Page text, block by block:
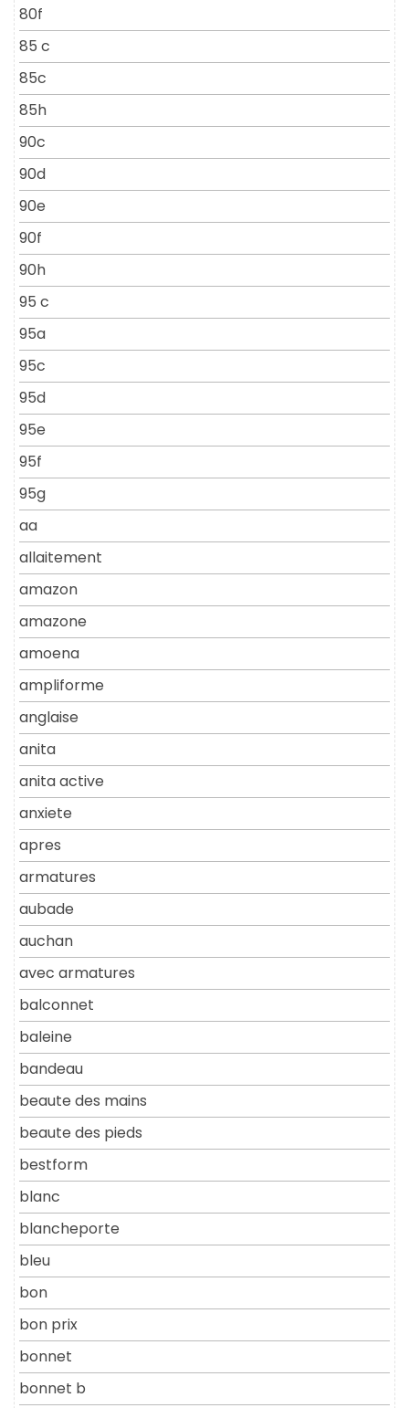
80f
85 c
85c
85h
90c
90d
90e
90f
90h
95 c
95a
95c
95d
95e
95f
95g
aa
allaitement
amazon
amazone
amoena
ampliforme
anglaise
anita
anita active
anxiete
apres
armatures
aubade
auchan
avec armatures
balconnet
baleine
bandeau
beaute des mains
beaute des pieds
bestform
blanc
blancheporte
bleu
bon
bon prix
bonnet
bonnet b